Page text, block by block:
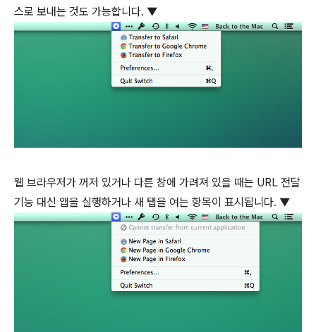
스로 보내는 것도 가능합니다. ▼
웹 브라우저가 꺼저 있거나 다른 창에 가려져 있을 때는 URL 전달
기능 대신 앱을 실행하거나 새 탭을 여는 항목이 표시됩니다. ▼